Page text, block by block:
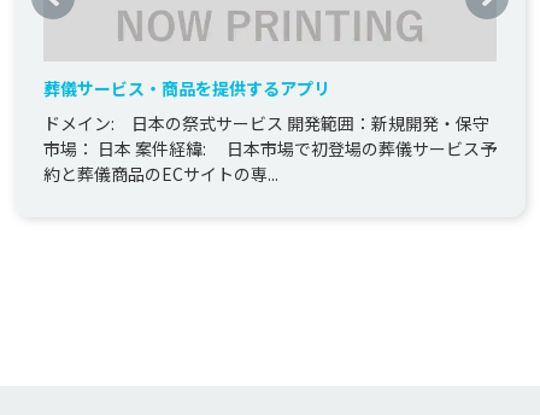
葬儀サービス・商品を提供するアプリ
ドメイン: 日本の祭式サービス 開発範囲：新規開発・保守
市場： 日本 案件経緯: 日本市場で初登場の葬儀サービス予
約と葬儀商品のECサイトの専...